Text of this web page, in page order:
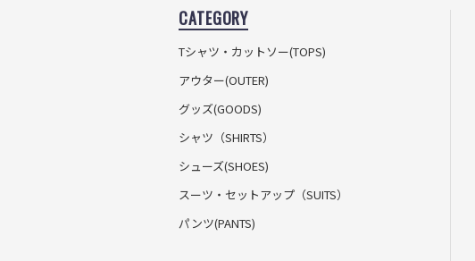
CATEGORY
Tシャツ・カットソー(TOPS)
アウター(OUTER)
グッズ(GOODS)
シャツ（SHIRTS）
シューズ(SHOES)
スーツ・セットアップ （SUITS）
パンツ(PANTS)